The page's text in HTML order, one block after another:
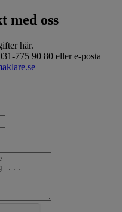
med oss
här.
775 90 80 eller e-posta